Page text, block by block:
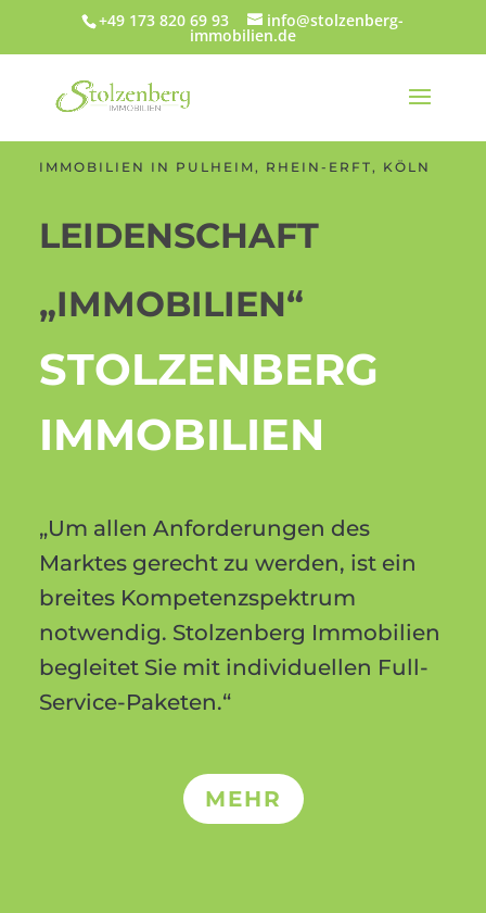
+49 173 820 69 93 info@stolzenberg-
immobilien.de
IMMOBILIEN IN PULHEIM, RHEIN-ERFT, KÖLN
LEIDENSCHAFT
„IMMOBILIEN“
STOLZENBERG
IMMOBILIEN
„Um allen Anforderungen des
Marktes gerecht zu werden, ist ein
breites Kompetenzspektrum
notwendig. Stolzenberg Immobilien
begleitet Sie mit individuellen Full-
Service-Paketen.“
MEHR